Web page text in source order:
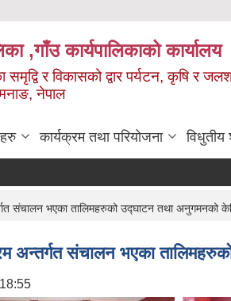
,गाँउ कार्यपालिकाको कार्यालय
समृद्वि र विकासको द्वार पर्यटन, कृषि र
नेपाल
कार्यक्रम तथा परियोजना
संचालन भएका तालिमहरुको उद्घाटन तथा अनुगमनको
अन्तर्गत संचालन भएका